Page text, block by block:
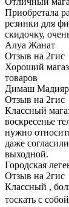
Приобретала
резинки для
скидочку,
Алуа Жанат
Отзыв на 2гис
Хороший
товаров
Димаш Мадияр
Отзыв на 2гис
Классный
воскресенье
нужно
даже
выходной.
Городская
Отзыв на 2гис
Классный ,
тоскать с собой